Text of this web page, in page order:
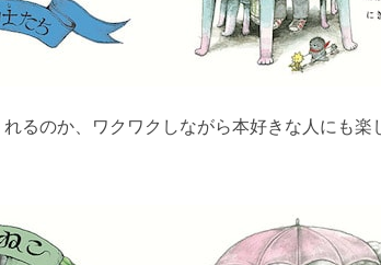
るのか、ワクワクしながら本好きな人にも楽